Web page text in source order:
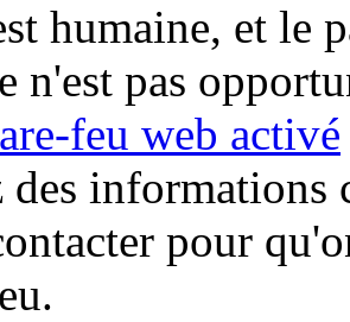
humaine, et le
n'est pas
feu web activé
des informations
pour